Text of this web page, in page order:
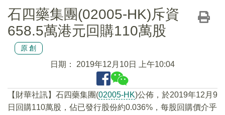
石四藥集團(02005-HK)斥資
658.5萬港元回購110萬股
原創
日期： 2019年12月10日 上午10:04
【財華社訊】石四藥集團(02005-HK)公佈，於2019年12月9
日回購110萬股，佔已發行股份約0.036%，每股回購價介乎